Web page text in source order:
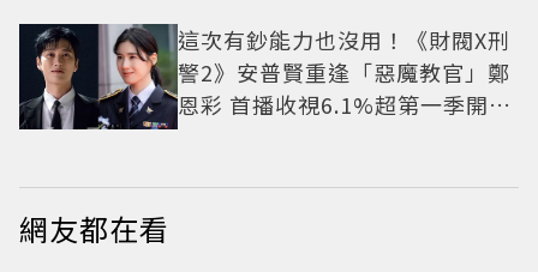
這次有鈔能力也沒用！《財閥X刑
警2》安普賢重逢「惡魔教官」鄭
恩彩 首播收視6.1%超第一季開紅
網友都在看